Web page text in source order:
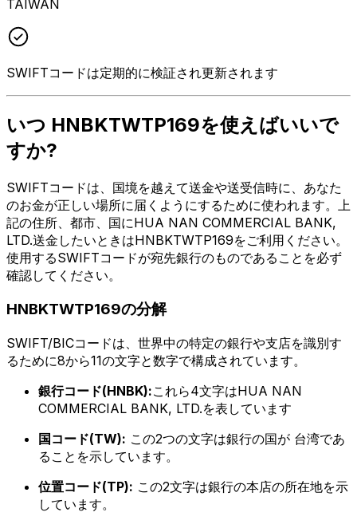
TAIWAN
SWIFTコードは定期的に検証され更新されます
いつ HNBKTWTP169を使えばいいで
すか?
SWIFTコードは、国境を越えて送金や送受信時に、あなた
のお金が正しい場所に届くようにするために使われます。上
記の住所、都市、国にHUA NAN COMMERCIAL BANK,
LTD.送金したいときはHNBKTWTP169をご利用ください。
使用するSWIFTコードが宛先銀行のものであることを必ず
確認してください。
HNBKTWTP169の分解
SWIFT/BICコードは、世界中の特定の銀行や支店を識別す
るために8から11の文字と数字で構成されています。
銀行コード(HNBK):これら4文字はHUA NAN
COMMERCIAL BANK, LTD.を表しています
国コード(TW): この2つの文字は銀行の国が 台湾であ
ることを示しています。
位置コード(TP): この2文字は銀行の本店の所在地を示
しています。